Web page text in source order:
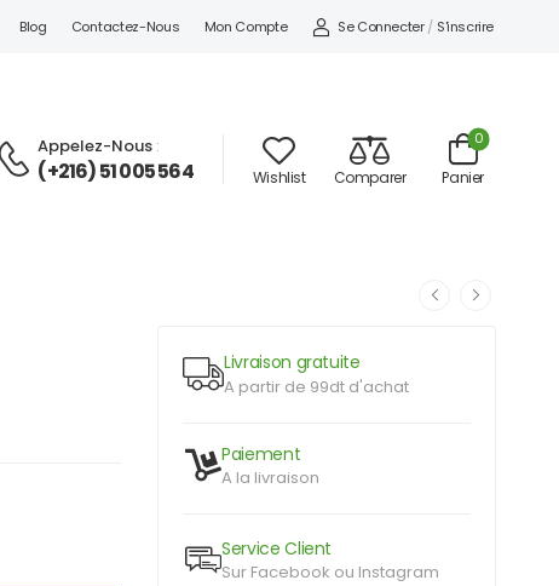
Blog Contactez-Nous Mon Compte Se Connecter / S'inscrire
Appelez-Nous :
(+216) 51 005 564 Wishlist Comparer Panier
0
Livraison gratuite
A partir de 99dt d'achat
Paiement
A la livraison
Service Client
Sur Facebook ou Instagram